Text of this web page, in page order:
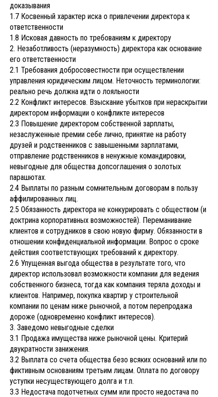
доказывания
1.7 Косвенный характер иска о привлечении директора к
ответственности
1.8 Исковая давность по требованиям к директору
2. Незаботливость (неразумность) директора как основание
его ответственности
2.1 Требования добросовестности при осуществлении
управления юридическим лицом. Неточность терминологии:
реально речь должна идти о лояльности
2.2 Конфликт интересов. Взыскание убытков при нераскрытии
директором информации о конфликте интересов
2.3 Повышение директором собственной зарплаты,
незаслуженные премии себе лично, принятие на работу
друзей и родственников с завышенными зарплатами,
отправление родственников в ненужные командировки,
невыгодные для общества допсоглашения о золотых
парашютах.
2.4 Выплаты по разным сомнительным договорам в пользу
аффилированных лиц.
2.5 Обязанность директора не конкурировать с обществом (и
доктрина корпоративных возможностей). Переманивание
клиентов и сотрудников в свою новую фирму. Обязанности в
отношении конфиденциальной информации. Вопрос о сроке
действия соответствующих требований к директору.
2.6 Упущенная выгода общества в результате того, что
директор использовал возможности компании для ведения
собственного бизнеса, тогда как компания теряла доходы и
клиентов. Например, покупка квартир у строительной
компании по ценам ниже рыночной, а потом перепродажа
дороже (одновременно конфликт интересов).
3. Заведомо невыгодные сделки
3.1 Продажа имущества ниже рыночной цены. Критерий
двукратности занижения.
3.2 Выплата со счета общества безо всяких оснований или по
фиктивным основаниям третьим лицам. Оплата по договору
уступки несуществующего долга и т.п.
3.3 Недостача подотчетных сумм или просто недостача по